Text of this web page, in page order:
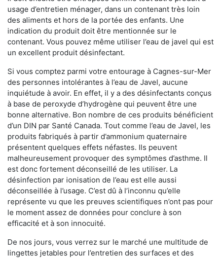
usage d’entretien ménager, dans un contenant très loin
des aliments et hors de la portée des enfants. Une
indication du produit doit être mentionnée sur le
contenant. Vous pouvez même utiliser l’eau de javel qui est
un excellent produit désinfectant.
Si vous comptez parmi votre entourage à Cagnes-sur-Mer
des personnes intolérantes à l’eau de Javel, aucune
inquiétude à avoir. En effet, il y a des désinfectants conçus
à base de peroxyde d’hydrogène qui peuvent être une
bonne alternative. Bon nombre de ces produits bénéficient
d’un DIN par Santé Canada. Tout comme l’eau de Javel, les
produits fabriqués à partir d’ammonium quaternaire
présentent quelques effets néfastes. Ils peuvent
malheureusement provoquer des symptômes d’asthme. Il
est donc fortement déconseillé de les utiliser. La
désinfection par ionisation de l’eau est elle aussi
déconseillée à l’usage. C’est dû à l’inconnu qu’elle
représente vu que les preuves scientifiques n’ont pas pour
le moment assez de données pour conclure à son
efficacité et à son innocuité.
De nos jours, vous verrez sur le marché une multitude de
lingettes jetables pour l’entretien des surfaces et des